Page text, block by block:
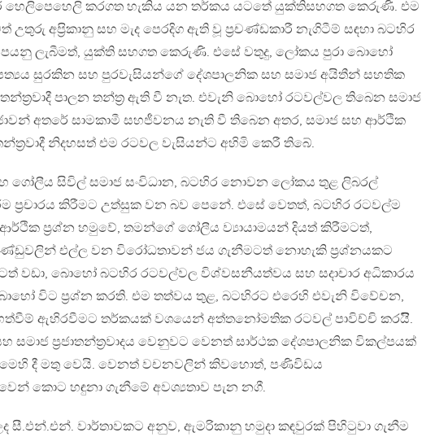
හෙලිපෙහෙලි කරගත හැකිය යන තර්කය යටතේ යුක්තිසහගත කෙරුණි. එම
අප‍්‍රිකානු සහ මැද පෙරදිග ඇති වූ ප‍්‍රචණ්ඩකාරී නැගිටීම් සඳහා බටහිර
ලැබීමත්, යුක්ති සහගත කෙරුණි. එසේ වතුදු, ලෝකය පුරා බොහෝ
සුරකින සහ පුරවැසියන්ගේ දේශපාලනික සහ සමාජ අයිතීන් සහතික
පාලන තන්ත‍්‍ර ඇති වී නැත. එවැනි බොහෝ රටවල්වල තිබෙන සමාජ
අතරේ සාමකාමී සහජීවනය නැති වී තිබෙන අතර, සමාජ සහ ආර්ථික
නිදහසත් එම රටවල වැසියන්ට අහිමි කෙරී තිබේ.
ගෝලීය සිවිල් සමාජ සංවිධාන, බටහිර නොවන ලෝකය තුළ ලිබරල්
ප‍්‍රචාරය කිරීමට උත්සුක වන බව පෙනේ. එසේ වෙතත්, බටහිර රටවල්ම
ප‍්‍රශ්න හමුවේ, තමන්ගේ ගෝලීය ව්‍යායාමයන් දියත් කිරීමටත්,
එල්ල වන විරෝධතාවන් ජය ගැනීමටත් නොහැකි ප‍්‍රශ්නයකට
වඩා, බොහෝ බටහිර රටවල්වල විශ්වසනීයත්වය සහ සදාචාර අධිකාරය
විට ප‍්‍රශ්න කරති. එම තත්වය තුළ, බටහිරට එරෙහි එවැනි විවේචන,
ඇහිරවීමට තර්කයක් වශයෙන් අත්තනෝමතික රටවල් පාවිච්චි කරයිි.
සමාජ ප‍්‍රජාතන්ත‍්‍රවාදය වෙනුවට වෙනත් සාර්ථක දේශපාලනික විකල්පයක්
මෙහි දී මතු වෙයි. වෙනත් වචනවලින් කිවහොත්, පණිවිඩය
කොට හඳුනා ගැනීමේ අවශ්‍යතාව පැන නගී.
සී.එන්.එන්. වාර්තාවකට අනුව, ඇමරිකානු හමුදා කඳවුරක් පිහිටුවා ගැනීම